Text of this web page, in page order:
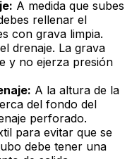
A medida que subes
rellenar el
con grava limpia.
drenaje. La grava
y no ejerza presión
A la altura de la
del fondo del
perforado.
para evitar que se
debe tener una